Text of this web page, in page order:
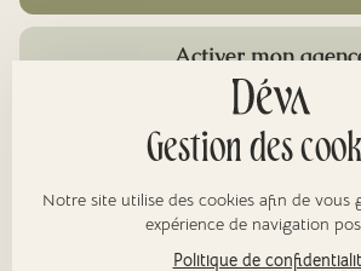
Activer mon
Gestion des
Notre site utilise des cookies afin de vous
expérience de navigation
Politique de